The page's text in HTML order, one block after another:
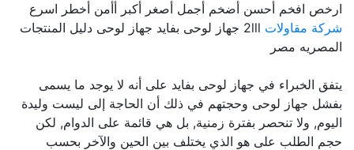
ارخص افخم أحسن أضخم أجمل أصغر أكبر أأمن أخطر اسرع
شركة مقاولات
2lll جهاز لوحى بفايد جهاز لوحى دليل المنتجات
المصريه مصر
يتفق الخبراء في جهاز لوحى بفايد على أنه لا يوجد ما يسمى
بفشل جهاز لوحى وحجتهم في ذلك أن الحاجة إلى ليست وليدة
اليوم, ولا تنحصر بفترة زمنية, بل هي قائمة على الدوام, لكن
حجم الطلب على هو الذي يختلف بين الحين والآخر بحسب